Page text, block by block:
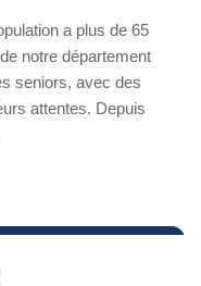
a plus de 65
notre département
seniors, avec des
attentes. Depuis